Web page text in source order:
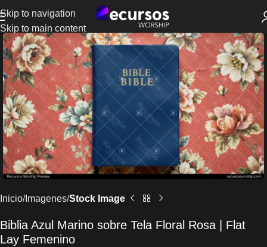
Skip to navigation
Skip to main content
Inicio Imagenes Stock Image
Biblia Azul Marino sobre Tela Floral Rosa | Flat
Lay Femenino